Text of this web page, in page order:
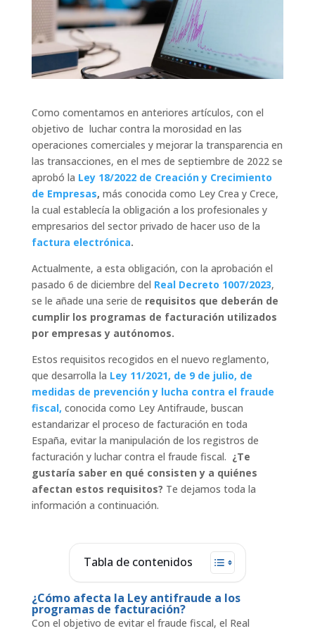
Como comentamos en anteriores artículos, con el
objetivo de luchar contra la morosidad en las
operaciones comerciales y mejorar la transparencia en
las transacciones, en el mes de septiembre de 2022 se
aprobó la Ley 18/2022 de Creación y Crecimiento
de Empresas, más conocida como Ley Crea y Crece,
la cual establecía la obligación a los profesionales y
empresarios del sector privado de hacer uso de la
factura electrónica.
Actualmente, a esta obligación, con la aprobación el
pasado 6 de diciembre del Real Decreto 1007/2023,
se le añade una serie de requisitos que deberán de
cumplir los programas de facturación utilizados
por empresas y autónomos.
Estos requisitos recogidos en el nuevo reglamento,
que desarrolla la Ley 11/2021, de 9 de julio, de
medidas de prevención y lucha contra el fraude
fiscal, conocida como Ley Antifraude, buscan
estandarizar el proceso de facturación en toda
España, evitar la manipulación de los registros de
facturación y luchar contra el fraude fiscal. ¿Te
gustaría saber en qué consisten y a quiénes
afectan estos requisitos? Te dejamos toda la
información a continuación.
Tabla de contenidos
¿Cómo afecta la Ley antifraude a los
programas de facturación?
Con el objetivo de evitar el fraude fiscal, el Real